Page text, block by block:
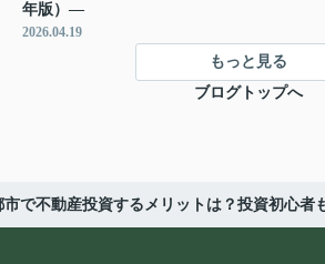
年版）―
2026.04.19
もっと見る
ブログトップへ
市で不動産投資するメリットは？投資初心者